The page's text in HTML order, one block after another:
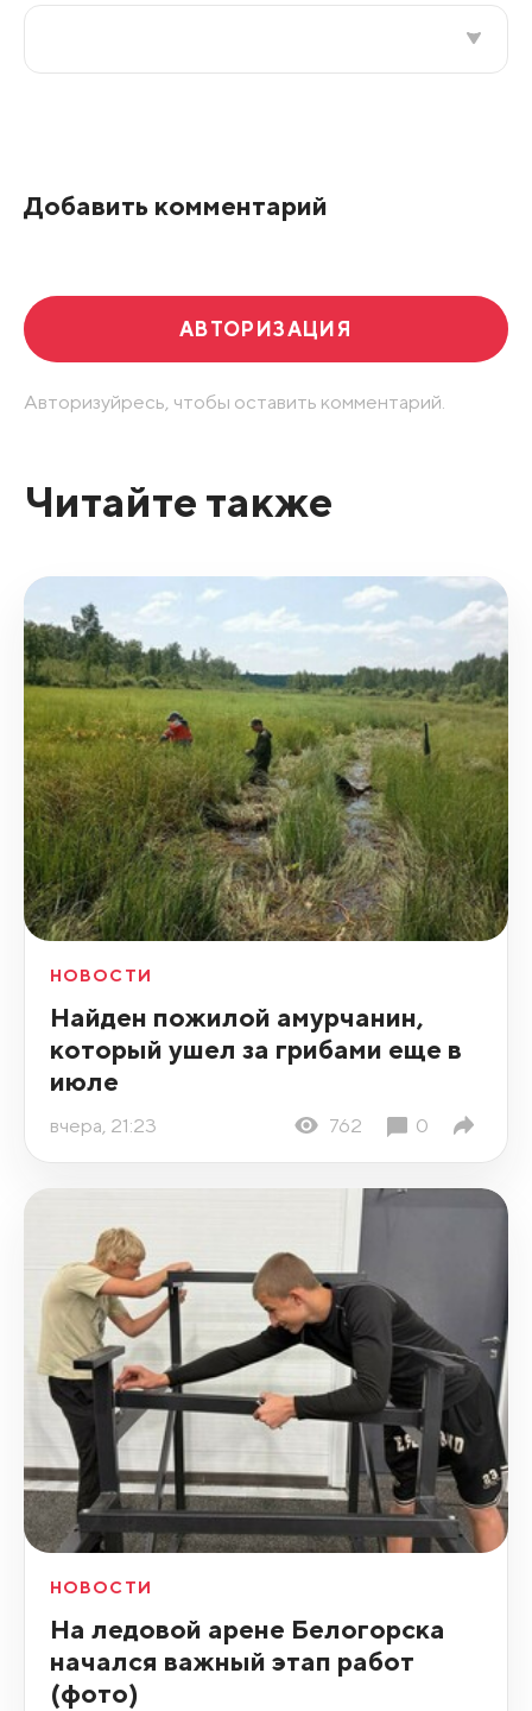
Добавить комментарий
АВТОРИЗАЦИЯ
Авторизуйресь, чтобы оставить комментарий.
Читайте также
НОВОСТИ
Найден пожилой амурчанин,
который ушел за грибами еще в
июле
вчера, 21:23 762 0
НОВОСТИ
На ледовой арене Белогорска
начался важный этап работ
(фото)